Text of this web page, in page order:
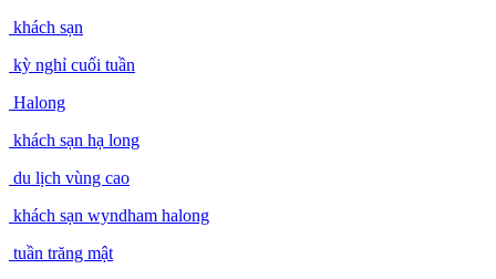
khách sạn
kỳ nghỉ cuối tuần
Halong
khách sạn hạ long
du lịch vùng cao
khách sạn wyndham halong
tuần trăng mật